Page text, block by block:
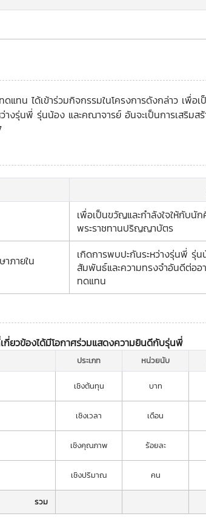
น ได้เข้าร่วมกิจกรรมในโครงการดังกล่าว เพื่อ
งรุ่นพี่ รุ่นน้อง และคณาจารย์ อันจะเป็นการเสริม
เพื่อเป็นขวัญและกำลังใจให้กับนั
พระราชทานปริญญาบัตร
ภายใน
เกิดการพบปะกันระหว่างรุ่นพี่ รุ่
สัมพันธ์และความทรงจำอันดีต่ออ
ทดแทน
ยวข้องได้มีโอกาศร่วมแสดงความยินดีกับรุ่นพี่
ประเภท หน่วยนับ
เชิงต้นทุน บาท
เชิงเวลา เดือน
เชิงคุณภาพ ร้อยละ
เชิงปริมาณ คน
รวม